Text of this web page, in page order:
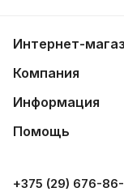
Интернет-
Компания
Информация
Помощь
+375 (29) 676-